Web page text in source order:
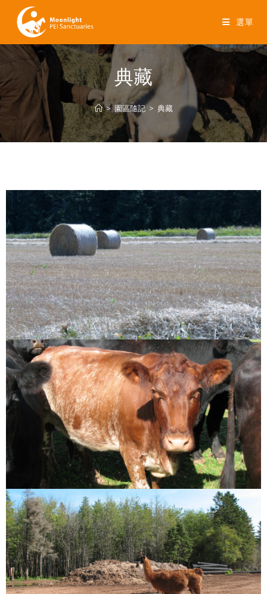
選單
典藏
> 園區隨記 > 典藏